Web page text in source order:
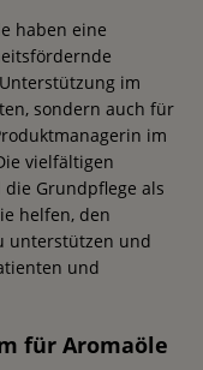
haben eine
im
sondern auch für
im
vielfältigen
Grundpflege als
helfen, den
unterstützen und
und
für Aromaöle